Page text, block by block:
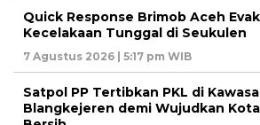
Quick Response Brimob Aceh
Kecelakaan Tunggal di Seukulen
7 Agustus 2026 | 5:17 pm WIB
Satpol PP Tertibkan PKL di
Blangkejeren demi Wujudkan